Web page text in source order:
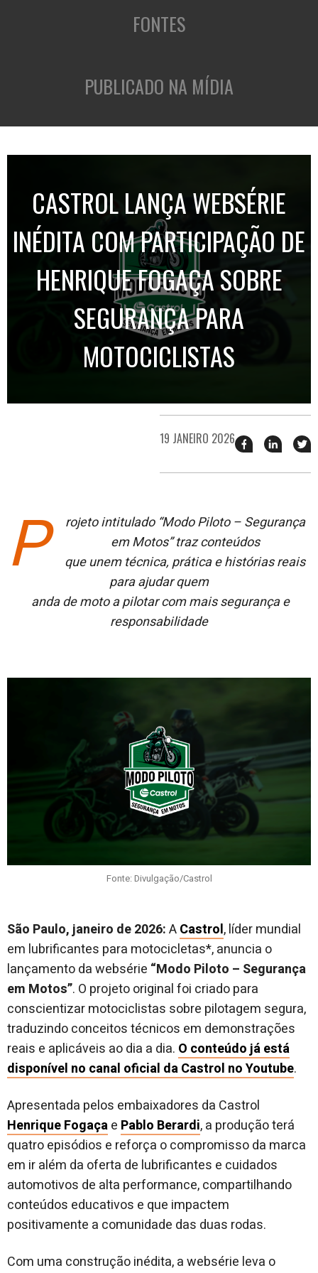
FONTES
PUBLICADO NA MÍDIA
CASTROL LANÇA WEBSÉRIE
INÉDITA COM PARTICIPAÇÃO DE
HENRIQUE FOGAÇA SOBRE
SEGURANÇA PARA
MOTOCICLISTAS
19 JANEIRO 2026 Compartilhar
esse
no
esse
no
P
rojeto intitulado “Modo Piloto – Segurança
em Motos” traz conteúdos
que unem técnica, prática e histórias reais
para ajudar quem
anda de moto a pilotar com mais segurança e
responsabilidade
Fonte: Divulgação/Castrol
São Paulo, janeiro de 2026:ACastrol, líder mundial
em lubrificantes para motocicletas*, anuncia o
lançamento da websérie “Modo Piloto – Segurança
em Motos”. O projeto original foi criado para
conscientizar motociclistas sobre pilotagem segura,
traduzindo conceitos técnicos em demonstrações
reais e aplicáveis ao dia a dia. O conteúdo já está
disponível no canal oficial da Castrol no Youtube.
Apresentada pelos embaixadores da Castrol
Henrique Fogaçae Pablo Berardi, a produção terá
quatro episódios e reforça o compromisso da marca
em ir além da oferta de lubrificantes e cuidados
automotivos de alta performance, compartilhando
conteúdos educativos e que impactem
positivamente a comunidade das duas rodas.
Com uma construção inédita, a websérie leva o